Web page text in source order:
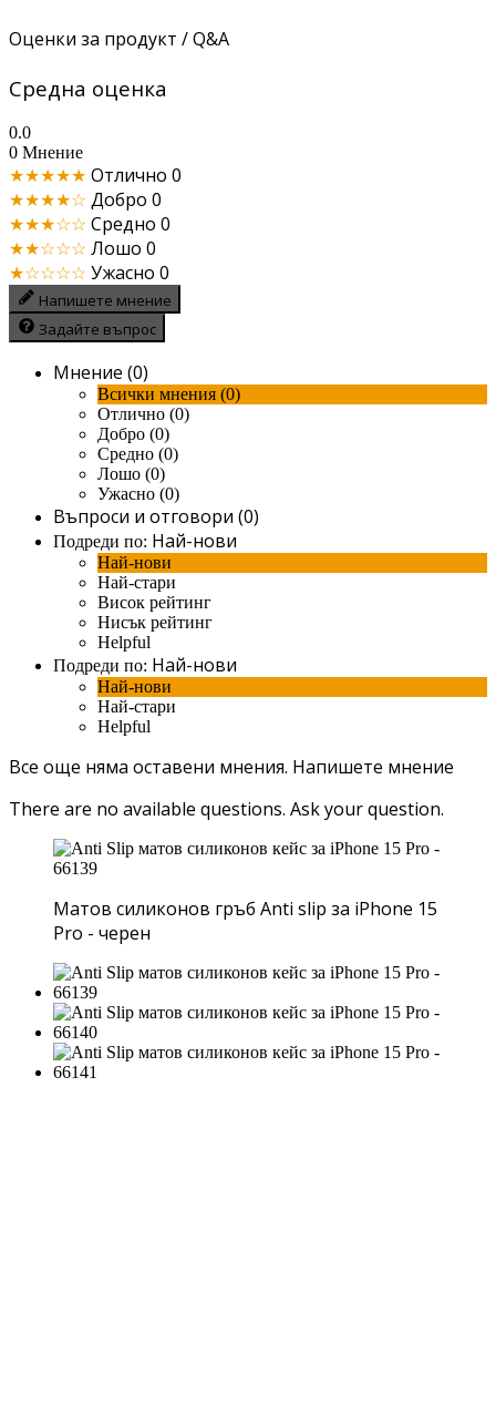
Оценки за продукт / Q&A
Средна оценка
0.0
0 Мнение
★★★★★ Отлично 0
★★★★☆ Добро 0
★★★☆☆ Средно 0
★★☆☆☆ Лошо 0
★☆☆☆☆ Ужасно 0
Напишете мнение
Задайте въпрос
Мнение (0)
Всички мнения (0)
Отлично (0)
Добро (0)
Средно (0)
Лошо (0)
Ужасно (0)
Въпроси и отговори (0)
Подреди по: Най-нови
Най-нови
Най-стари
Висок рейтинг
Нисък рейтинг
Helpful
Подреди по: Най-нови
Най-нови
Най-стари
Helpful
Все още няма оставени мнения. Напишете мнение
There are no available questions. Ask your question.
Матов силиконов гръб Anti slip за iPhone 15
Pro - черен